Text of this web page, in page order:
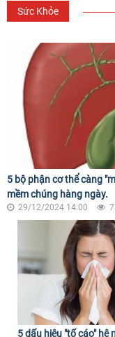
Sức Khỏe
5 bộ phận cơ thể càng
mềm chúng hàng ngày.
29/12/2024 14:00
5 dấu hiệu "tố cáo" hệ